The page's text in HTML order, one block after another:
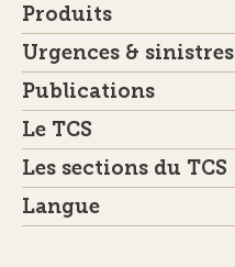
Produits
Urgences & sinistres
Publications
Le TCS
Les sections du TCS
Langue